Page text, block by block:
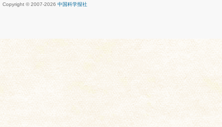
Copyright © 2007-2026 中国科学报社